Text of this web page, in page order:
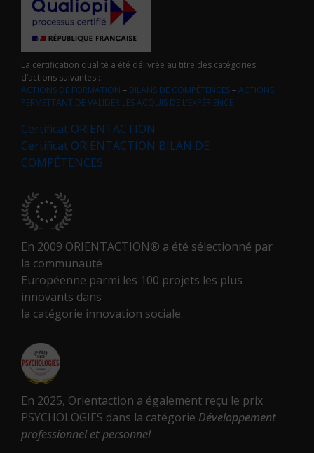
La certification qualité a été délivrée au titre des catégories
d’actions suivantes :
ACTIONS DE FORMATION – BILANS DE COMPÉTENCES–ACTIONS
PERMETTANT DE VALIDER LES ACQUIS DE L’EXPÉRIENCE
Certificat ORIENTACTION
Certificat ORIENTACTION BILAN DE
COMPÉTENCES
En 2009 ORIENTACTION® a été sélectionné par
la communauté
Européenne parmi les 100 projets les plus
innovants dans
la catégorie innovation sociale.
En 2025, Orientaction a également reçu le prix
PSYCHOLOGIES dans la catégorie Développement
professionnel et personnel